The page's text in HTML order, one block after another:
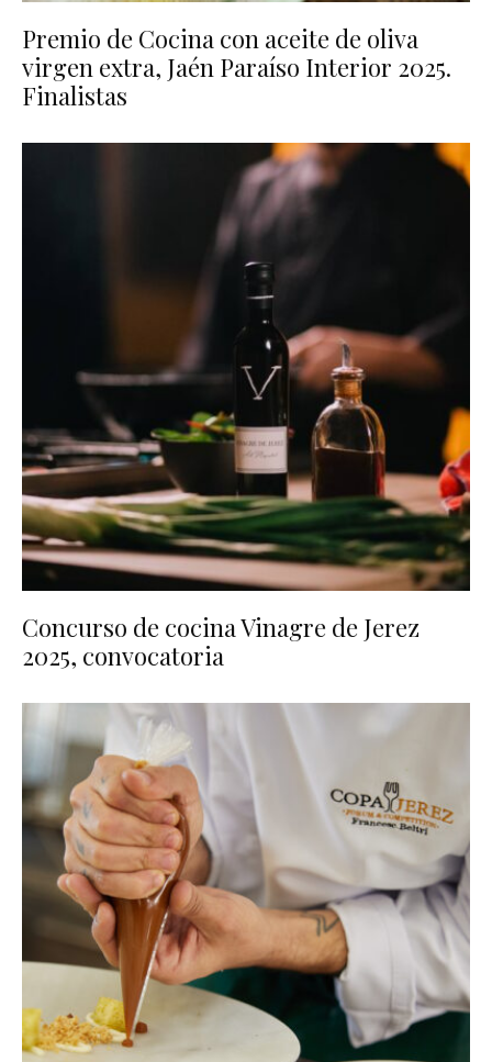
Premio de Cocina con aceite de oliva
virgen extra, Jaén Paraíso Interior 2025.
Finalistas
Concurso de cocina Vinagre de Jerez
2025, convocatoria